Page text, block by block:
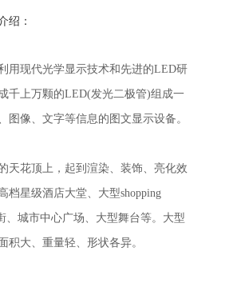
绍：
用现代光学显示技术和先进的LED研
千上万颗的LED(发光二极管)组成一
图像、文字等信息的图文显示设备。
天花顶上，起到渲染、装饰、亮化效
档星级酒店大堂、大型shopping
、城市中心广场、大型舞台等。大型
积大、重量轻、形状各异。